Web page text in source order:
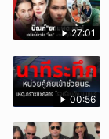
27:01
00:56